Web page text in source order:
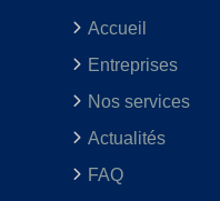
Accueil
Entreprises
Nos services
Actualités
FAQ